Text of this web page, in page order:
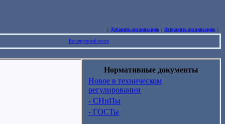
Добавить организацию Исправить организацию
Расширенный поиск
Нормативные документы
Новое в техническом
регулировании
- СНиПы
- ГОСТы